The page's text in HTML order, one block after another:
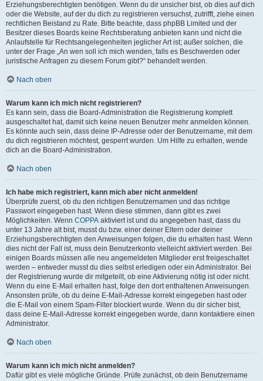
Erziehungsberechtigten benötigen. Wenn du dir unsicher bist, ob dies auf dich
oder die Website, auf der du dich zu registrieren versuchst, zutrifft, ziehe einen
rechtlichen Beistand zu Rate. Bitte beachte, dass phpBB Limited und der
Besitzer dieses Boards keine Rechtsberatung anbieten kann und nicht die
Anlaufstelle für Rechtsangelegenheiten jeglicher Art ist; außer solchen, die
unter der Frage „An wen soll ich mich wenden, falls es Beschwerden oder
juristische Anfragen zu diesem Forum gibt?“ behandelt werden.
Nach oben
Warum kann ich mich nicht registrieren?
Es kann sein, dass die Board-Administration die Registrierung komplett
ausgeschaltet hat, damit sich keine neuen Benutzer mehr anmelden können.
Es könnte auch sein, dass deine IP-Adresse oder der Benutzername, mit dem
du dich registrieren möchtest, gesperrt wurden. Um Hilfe zu erhalten, wende
dich an die Board-Administration.
Nach oben
Ich habe mich registriert, kann mich aber nicht anmelden!
Überprüfe zuerst, ob du den richtigen Benutzernamen und das richtige
Passwort eingegeben hast. Wenn diese stimmen, dann gibt es zwei
Möglichkeiten. Wenn COPPA aktiviert ist und du angegeben hast, dass du
unter 13 Jahre alt bist, musst du bzw. einer deiner Eltern oder deiner
Erziehungsberechtigten den Anweisungen folgen, die du erhalten hast. Wenn
dies nicht der Fall ist, muss dein Benutzerkonto vielleicht aktiviert werden. Bei
einigen Boards müssen alle neu angemeldeten Mitglieder erst freigeschaltet
werden – entweder musst du dies selbst erledigen oder ein Administrator. Bei
der Registrierung wurde dir mitgeteilt, ob eine Aktivierung nötig ist oder nicht.
Wenn du eine E-Mail erhalten hast, folge den dort enthaltenen Anweisungen.
Ansonsten prüfe, ob du deine E-Mail-Adresse korrekt eingegeben hast oder
die E-Mail von einem Spam-Filter blockiert wurde. Wenn du dir sicher bist,
dass deine E-Mail-Adresse korrekt eingegeben wurde, dann kontaktiere einen
Administrator.
Nach oben
Warum kann ich mich nicht anmelden?
Dafür gibt es viele mögliche Gründe. Prüfe zunächst, ob dein Benutzername